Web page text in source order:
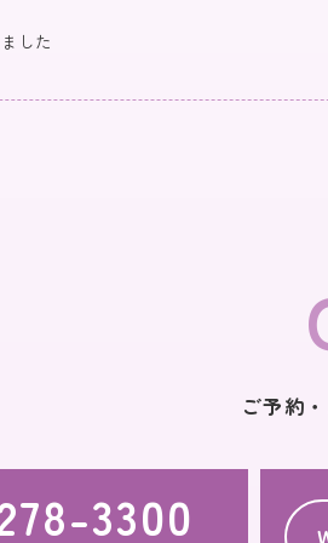
した
ご予約
3300